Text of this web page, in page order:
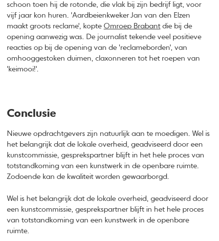
schoon toen hij de rotonde, die vlak bij zijn bedrijf ligt, voor
vijf jaar kon huren. 'Aardbeienkweker Jan van den Elzen
maakt groots reclame', kopteOmroep Brabant die bij de
opening aanwezig was. De journalist tekende veel positieve
reacties op bij de opening van de 'reclameborden', van
omhooggestoken duimen, claxonneren tot het roepen van
'keimooi!'.
Conclusie
Nieuwe opdrachtgevers zijn natuurlijk aan te moedigen. Wel is
het belangrijk dat de lokale overheid, geadviseerd door een
kunstcommissie, gesprekspartner blijft in het hele proces van
totstandkoming van een kunstwerk in de openbare ruimte.
Zodoende kan de kwaliteit worden gewaarborgd.
Wel is het belangrijk dat de lokale overheid, geadviseerd door
een kunstcommissie, gesprekspartner blijft in het hele proces
van totstandkoming van een kunstwerk in de openbare
ruimte.